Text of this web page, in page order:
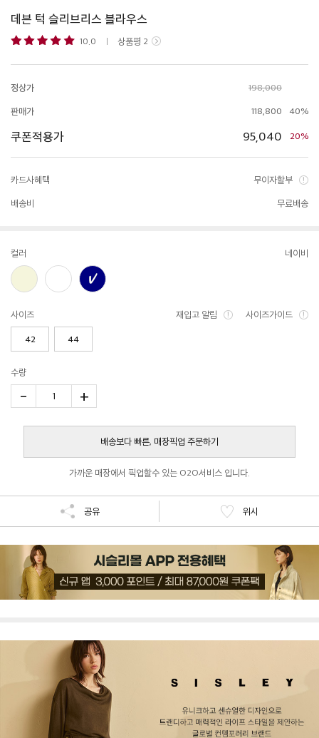
데븐 턱 슬리브리스 블라우스
10.0 상품평 2
정상가 198,000
판매가 118,800 40%
쿠폰적용가 95,040 20%
카드사혜택 무이자할부
배송비 무료배송
컬러 네이비
사이즈 재입고 알림 사이즈가이드
42 44
수량
- 1 +
배송보다 빠른, 매장픽업 주문하기
가까운 매장에서 픽업할수 있는 O2O서비스 입니다.
공유 위시